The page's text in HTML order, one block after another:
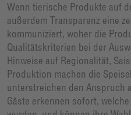
Wenn tierische Produkte auf
außerdem Transparenz eine
kommuniziert, woher die
Qualitätskriterien bei der
Hinweise auf Regionalität,
Produktion machen die
unterstreichen den Anspruch
Gäste erkennen sofort,